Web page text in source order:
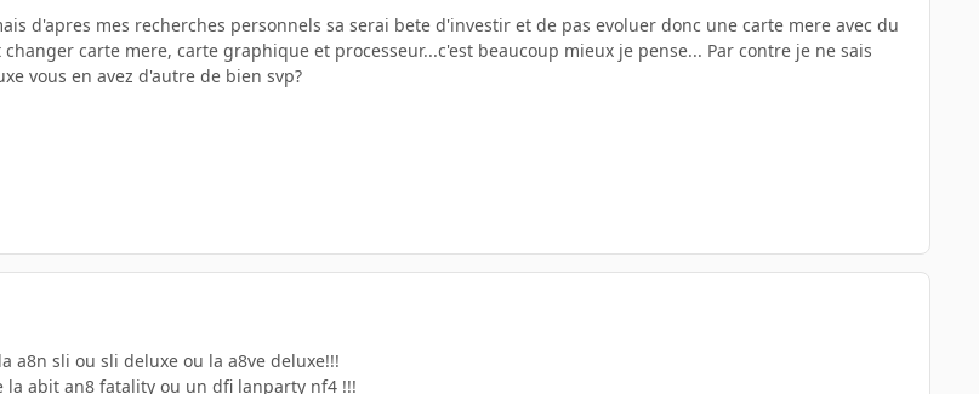
d'apres mes recherches personnels sa serai bete d'investir et de pas evoluer donc une carte mere avec du
carte mere, carte graphique et processeur...c'est beaucoup mieux je pense... Par contre je ne sais
vous en avez d'autre de bien svp?
a8n sli ou sli deluxe ou la a8ve deluxe!!!
abit an8 fatality ou un dfi lanparty nf4 !!!